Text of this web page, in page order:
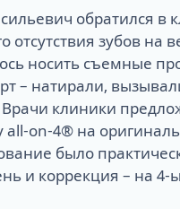
обратился в
отсутствия зубов на
носить съемные
– натирали,
Врачи клиники
all-on-4® на
было
и коррекция – на 4-